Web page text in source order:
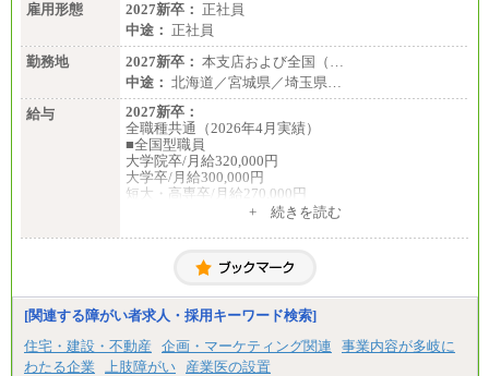
雇用形態
2027新卒： 正社員
中途： 正社員
勤務地
2027新卒： 本支店および全国（…
中途： 北海道／宮城県／埼玉県…
給与
2027新卒：
全職種共通（2026年4月実績）
■全国型職員
大学院卒/月給320,000円
大学卒/月給300,000円
短大・高専卒/月給270,000円
大学院卒/月給256,000円～288,000円
大学卒/月給240,000円～270,000円
短大・高専卒/月給216,000円～243,000円
■特定職員※
大学院卒/月給234,000円～263,000円
大学卒/月給219,000円～246,000円
短大・高専卒/月給197,000円～222,000円
+ 続きを読む
[関連する障がい者求人・採用キーワード検索]
住宅・建設・不動産
企画・マーケティング関連
事業内容が多岐に
わたる企業
上肢障がい 産業医の設置